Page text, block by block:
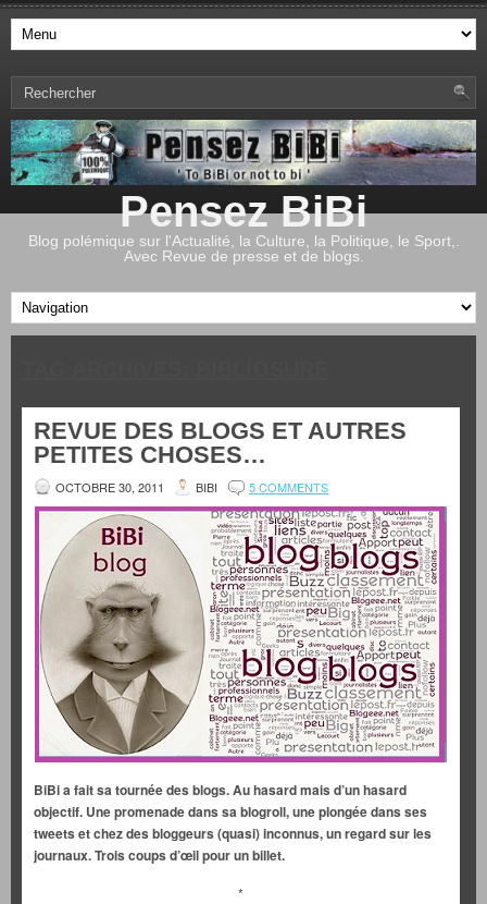
Pensez BiBi
Blog polémique sur l'Actualité, la Culture, la Politique, le Sport,.
Avec Revue de presse et de blogs.
REVUE DES BLOGS ET AUTRES
PETITES CHOSES…
OCTOBRE 30, 2011 BIBI 5 COMMENTS
BiBi a fait sa tournée des blogs. Au hasard mais d’un hasard
objectif. Une promenade dans sa blogroll, une plongée dans ses
tweets et chez des bloggeurs (quasi) inconnus, un regard sur les
journaux. Trois coups d’œil pour un billet.
*